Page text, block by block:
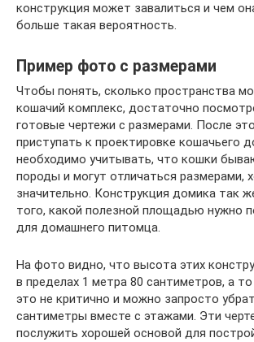
конструкция может завалиться и чем
больше такая вероятность.
Пример фото с размерами
Чтобы понять, сколько пространства
кошачий комплекс, достаточно
готовые чертежи с размерами. После
приступать к проектировке кошачьего
необходимо учитывать, что кошки
породы и могут отличаться размерами,
значительно. Конструкция домика так
того, какой полезной площадью нужно
для домашнего питомца.
На фото видно, что высота этих
в пределах 1 метра 80 сантиметров, а
это не критично и можно запросто
сантиметры вместе с этажами. Эти
послужить хорошей основой для